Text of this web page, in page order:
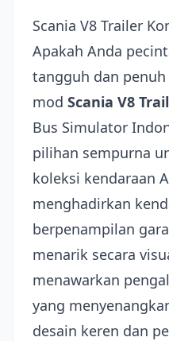
Scania V8 Trailer
Apakah Anda
tangguh dan penuh
mod Scania V8
Bus Simulator
pilihan sempurna
koleksi kendaraan
menghadirkan
berpenampilan
menarik secara
menawarkan
yang
desain keren dan